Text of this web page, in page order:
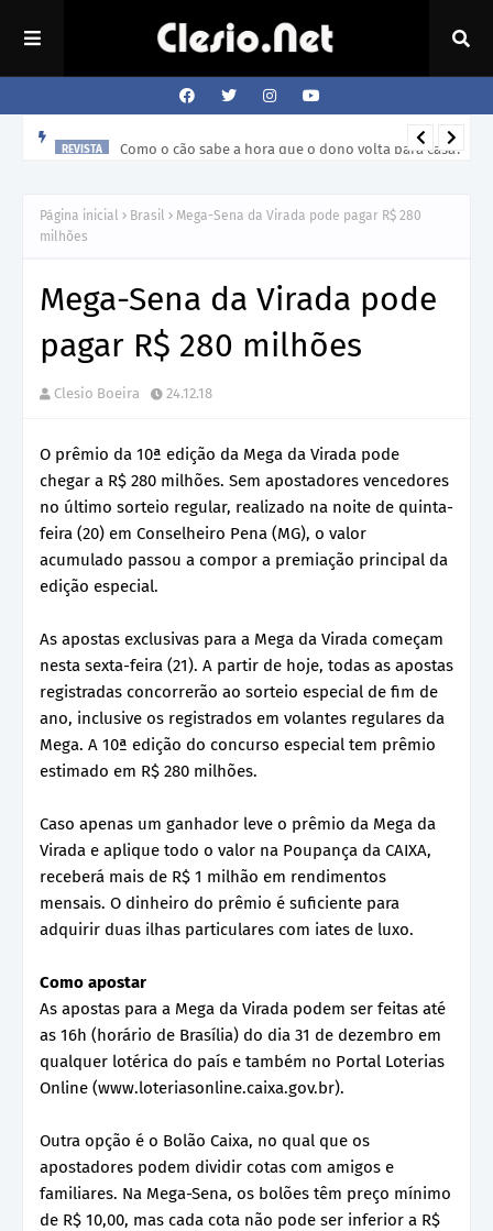
REVISTA Como o cão sabe a hora que o dono volta para casa?
Página inicial Brasil
Mega-Sena da Virada pode pagar R$ 280
milhões
Mega-Sena da Virada pode
pagar R$ 280 milhões
Clesio Boeira 24.12.18
O prêmio da 10ª edição da Mega da Virada pode
chegar a R$ 280 milhões. Sem apostadores vencedores
no último sorteio regular, realizado na noite de quinta-
feira (20) em Conselheiro Pena (MG), o valor
acumulado passou a compor a premiação principal da
edição especial.
As apostas exclusivas para a Mega da Virada começam
nesta sexta-feira (21). A partir de hoje, todas as apostas
registradas concorrerão ao sorteio especial de fim de
ano, inclusive os registrados em volantes regulares da
Mega. A 10ª edição do concurso especial tem prêmio
estimado em R$ 280 milhões.
Caso apenas um ganhador leve o prêmio da Mega da
Virada e aplique todo o valor na Poupança da CAIXA,
receberá mais de R$ 1 milhão em rendimentos
mensais. O dinheiro do prêmio é suficiente para
adquirir duas ilhas particulares com iates de luxo.
Como apostar
As apostas para a Mega da Virada podem ser feitas até
as 16h (horário de Brasília) do dia 31 de dezembro em
qualquer lotérica do país e também no Portal Loterias
Online (www.loteriasonline.caixa.gov.br).
Outra opção é o Bolão Caixa, no qual que os
apostadores podem dividir cotas com amigos e
familiares. Na Mega-Sena, os bolões têm preço mínimo
de R$ 10,00, mas cada cota não pode ser inferior a R$